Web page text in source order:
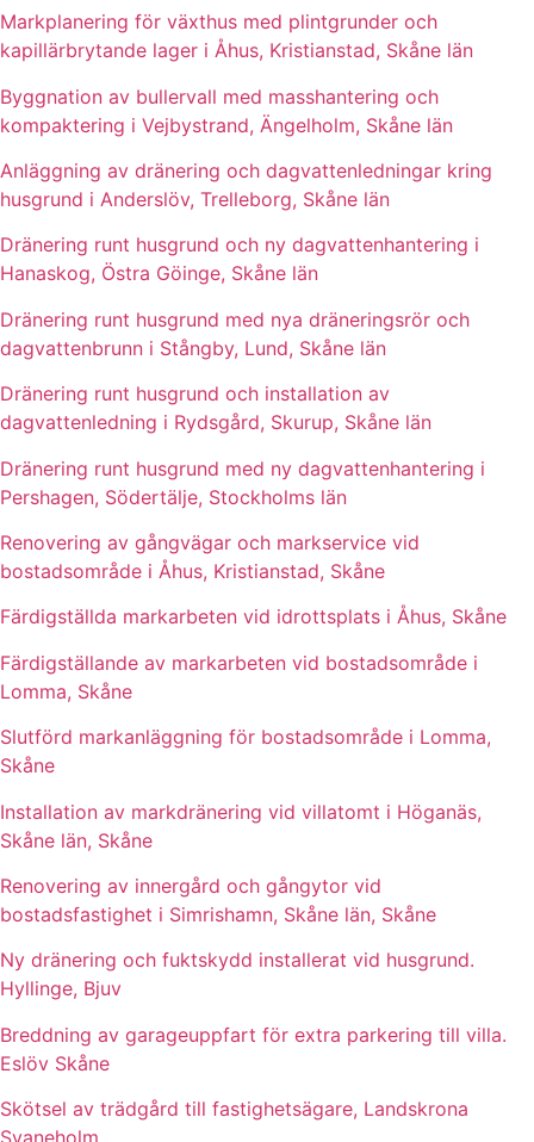
Markplanering för växthus med plintgrunder och
kapillärbrytande lager i Åhus, Kristianstad, Skåne län
Byggnation av bullervall med masshantering och
kompaktering i Vejbystrand, Ängelholm, Skåne län
Anläggning av dränering och dagvattenledningar kring
husgrund i Anderslöv, Trelleborg, Skåne län
Dränering runt husgrund och ny dagvattenhantering i
Hanaskog, Östra Göinge, Skåne län
Dränering runt husgrund med nya dräneringsrör och
dagvattenbrunn i Stångby, Lund, Skåne län
Dränering runt husgrund och installation av
dagvattenledning i Rydsgård, Skurup, Skåne län
Dränering runt husgrund med ny dagvattenhantering i
Pershagen, Södertälje, Stockholms län
Renovering av gångvägar och markservice vid
bostadsområde i Åhus, Kristianstad, Skåne
Färdigställda markarbeten vid idrottsplats i Åhus, Skåne
Färdigställande av markarbeten vid bostadsområde i
Lomma, Skåne
Slutförd markanläggning för bostadsområde i Lomma,
Skåne
Installation av markdränering vid villatomt i Höganäs,
Skåne län, Skåne
Renovering av innergård och gångytor vid
bostadsfastighet i Simrishamn, Skåne län, Skåne
Ny dränering och fuktskydd installerat vid husgrund.
Hyllinge, Bjuv
Breddning av garageuppfart för extra parkering till villa.
Eslöv Skåne
Skötsel av trädgård till fastighetsägare, Landskrona